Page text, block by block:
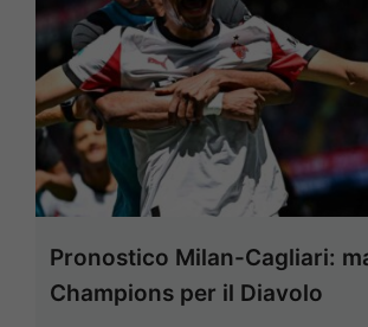
Pronostico Milan-Cagliari:
Champions per il Diavolo